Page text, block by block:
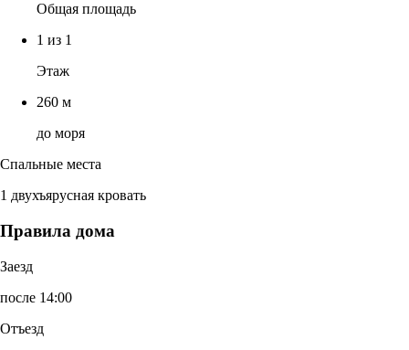
Общая площадь
1 из 1
Этаж
260 м
до моря
Спальные места
1 двухъярусная кровать
Правила дома
Заезд
после 14:00
Отъезд